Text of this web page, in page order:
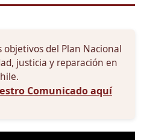
del Plan Nacional
justicia y reparación en
Comunicado aquí